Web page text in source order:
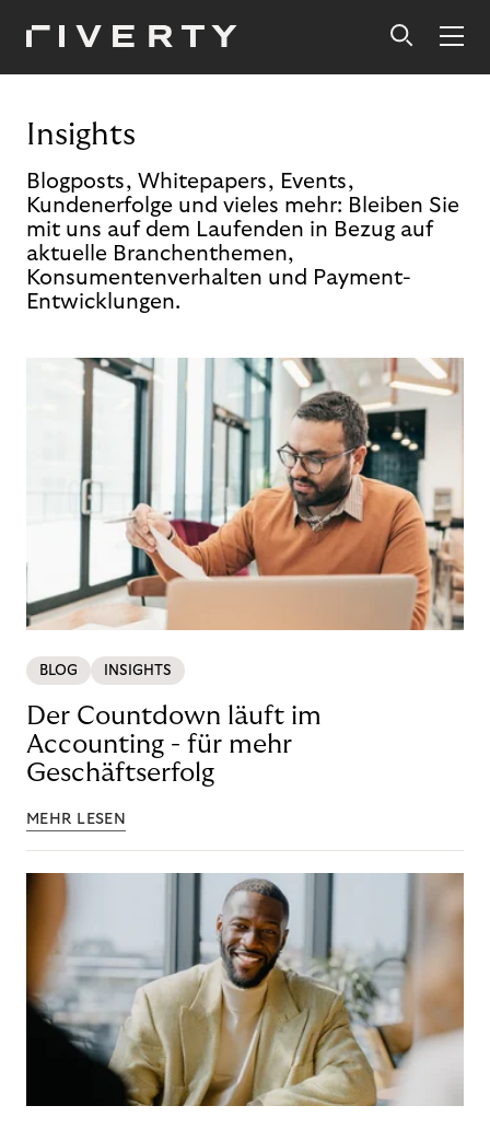
Insights
Blogposts, Whitepapers, Events,
Kundenerfolge und vieles mehr: Bleiben Sie
mit uns auf dem Laufenden in Bezug auf
aktuelle Branchenthemen,
Konsumentenverhalten und Payment-
Entwicklungen.
BLOG INSIGHTS
Der Countdown läuft im
Accounting - für mehr
Geschäftserfolg
MEHR LESEN